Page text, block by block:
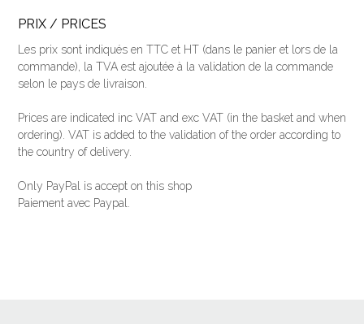
PRIX / PRICES
Les prix sont indiqués en TTC et HT (dans le panier et lors de la
commande), la TVA est ajoutée à la validation de la commande
selon le pays de livraison.
Prices are indicated inc VAT and exc VAT (in the basket and when
ordering). VAT is added to the validation of the order according to
the country of delivery.
Only PayPal is accept on this shop
Paiement avec Paypal.